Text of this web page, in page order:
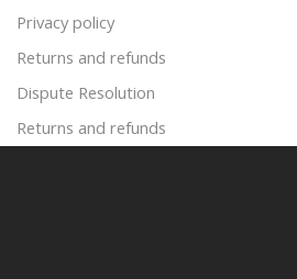
Privacy policy
Returns and refunds
Dispute Resolution
Returns and refunds